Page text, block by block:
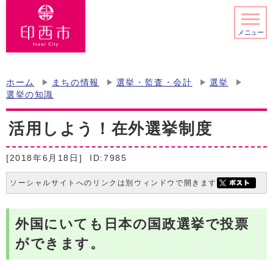
メニュー
ホーム まちの情報 選挙・監査・会計
選挙
選挙の知識
活用しよう！在外選挙制度
[2018年6月18日] ID:7985
ソーシャルサイトへのリンクは別ウィンドウで開きます
外国にいても日本の国政選挙で投票
ができます。